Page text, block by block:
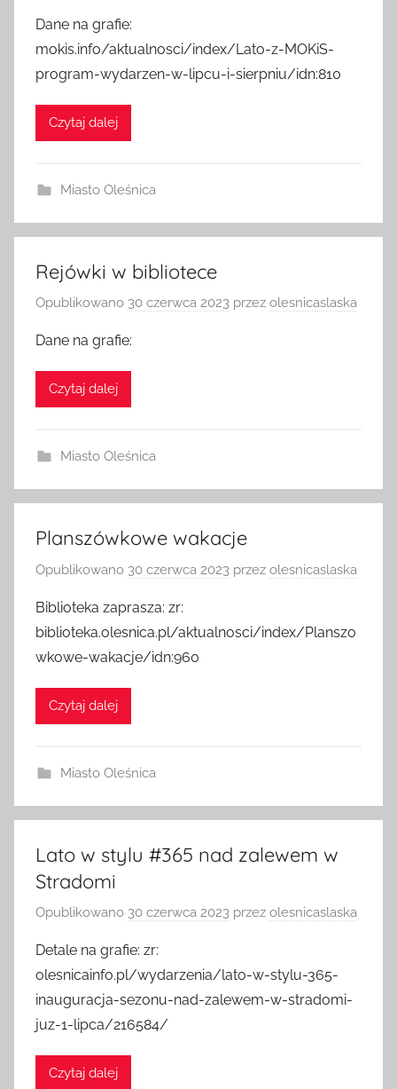
Dane na grafie:
mokis.info/aktualnosci/index/Lato-z-MOKiS-
program-wydarzen-w-lipcu-i-sierpniu/idn:810
Czytaj dalej
Miasto Oleśnica
Rejówki w bibliotece
Opublikowano 30 czerwca 2023 przez olesnicaslaska
Dane na grafie:
Czytaj dalej
Miasto Oleśnica
Planszówkowe wakacje
Opublikowano 30 czerwca 2023 przez olesnicaslaska
Biblioteka zaprasza: zr:
biblioteka.olesnica.pl/aktualnosci/index/Planszo
wkowe-wakacje/idn:960
Czytaj dalej
Miasto Oleśnica
Lato w stylu #365 nad zalewem w
Stradomi
Opublikowano 30 czerwca 2023 przez olesnicaslaska
Detale na grafie: zr:
olesnicainfo.pl/wydarzenia/lato-w-stylu-365-
inauguracja-sezonu-nad-zalewem-w-stradomi-
juz-1-lipca/216584/
Czytaj dalej